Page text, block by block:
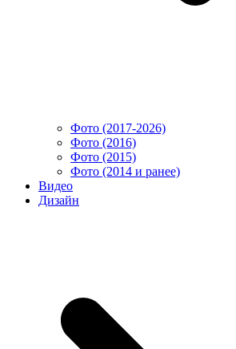
Фото (2017-2026)
Фото (2016)
Фото (2015)
Фото (2014 и ранее)
Видео
Дизайн